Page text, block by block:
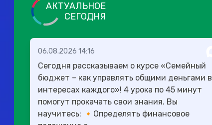
АКТУАЛЬНОЕ
СЕГОДНЯ
06.08.2026 14:16
Сегодня рассказываем о курсе «Семейный
бюджет – как управлять общими деньгами в
интересах каждого»! 4 урока по 45 минут
помогут прокачать свои знания. Вы
научитесь: 🔸Определять финансовое